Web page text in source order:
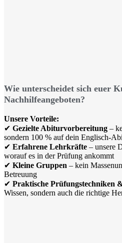
Wie unterscheidet sich euer
Nachhilfeangeboten?
Unsere Vorteile:
✔ Gezielte Abiturvorbereitung –
sondern 100 % auf dein Englisch-
✔ Erfahrene Lehrkräfte – unsere
worauf es in der Prüfung ankommt
✔ Kleine Gruppen – kein
Betreuung
✔ Praktische Prüfungstechniken
Wissen, sondern auch die richtige